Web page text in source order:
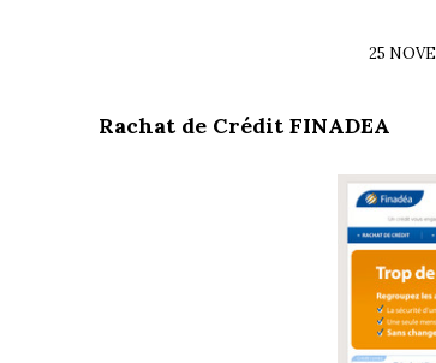
25
Rachat de Crédit FINADEA